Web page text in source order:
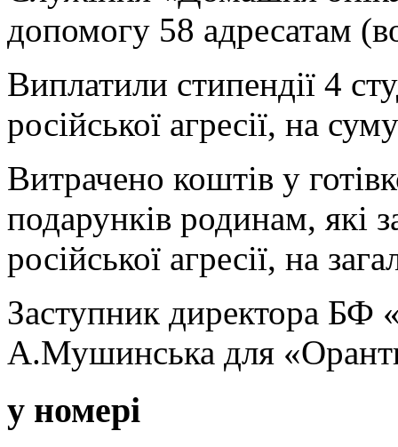
допомогу 58 адресатам
Виплатили стипендії 4
російської агресії, на
Витрачено коштів у
подарунків родинам, які
російської агресії, на
Заступник директора БФ
А.Мушинська для
у номері